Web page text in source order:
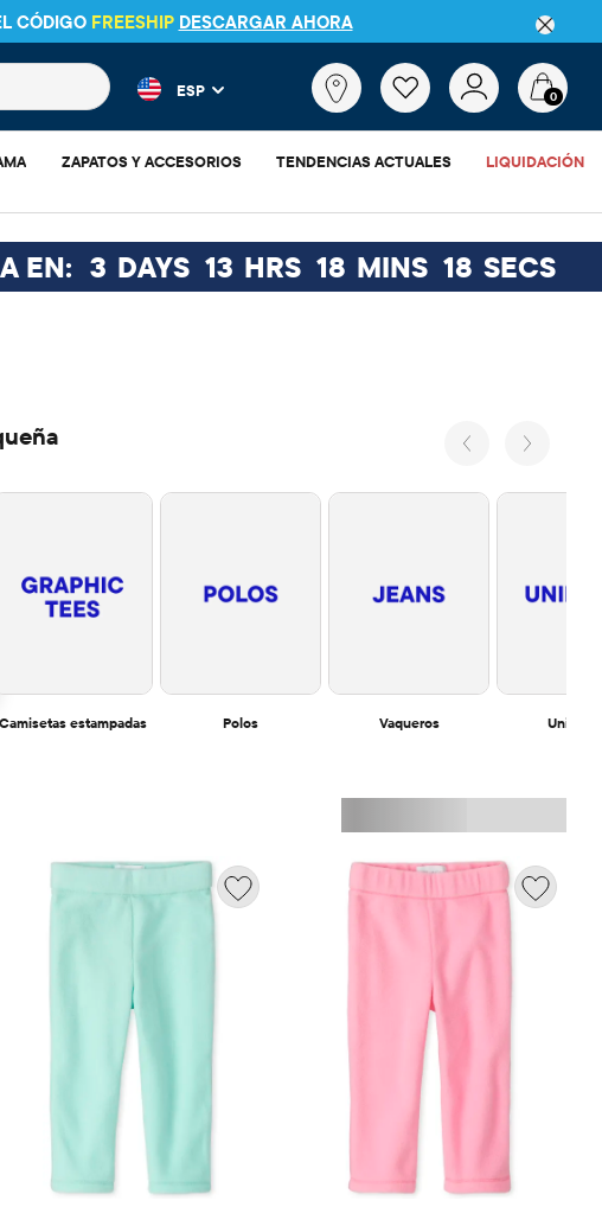
CÓDIGO FREESHIP DESCARGAR AHORA
más populares y los resultados de productos a medida que
¿Qué
estás
ESP 0
ZAPATOS Y ACCESORIOS TENDENCIAS ACTUALES LIQUIDACIÓN
EN: 3 DAYS 13 HRS 17 MINS 53 SECS
Camisetas estampadas Polos Vaqueros